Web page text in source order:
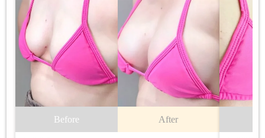
Before After